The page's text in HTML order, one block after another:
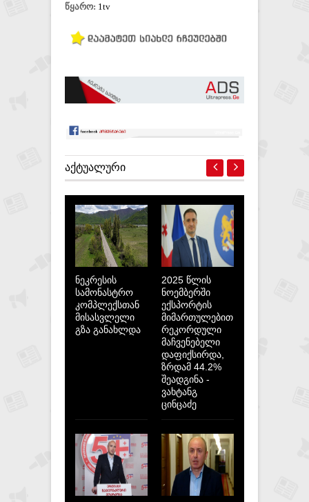
წყარო: 1tv
ᲐᲥᲢᲣᲐᲚᲣᲠᲘ
ნეკრესის
სამონასტრო
კომპლექსთან
მისასვლელი
გზა განახლდა
2025 წლის
ნოემბერში
ექსპორტის
მიმართულებით
რეკორდული
მაჩვენებელი
დაფიქსირდა,
ზრდამ 44.2%
შეადგინა -
ვახტანგ
ცინცაძე